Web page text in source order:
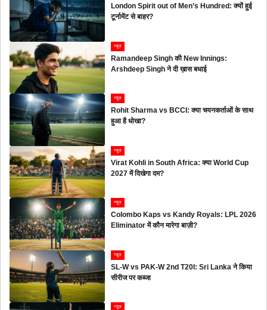
London Spirit out of Men’s Hundred: क्यों हुई
टूर्नामेंट से बाहर?
न्यूज
Ramandeep Singh की New Innings:
Arshdeep Singh ने दी ख़ास बधाई
न्यूज
Rohit Sharma vs BCCI: क्या चयनकर्ताओं के साथ
हुआ है धोखा?
न्यूज
Virat Kohli in South Africa: क्या World Cup
2027 में दिखेगा दम?
न्यूज
Colombo Kaps vs Kandy Royals: LPL 2026
Eliminator में कौन मारेगा बाज़ी?
न्यूज
SL-W vs PAK-W 2nd T20I: Sri Lanka ने किया
सीरीज पर कब्जा
न्यूज